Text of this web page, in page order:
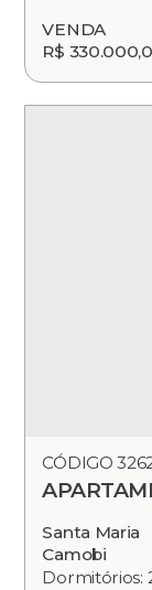
VENDA
R$
CÓDIGO
Santa Maria
Camobi
Dormitórios: